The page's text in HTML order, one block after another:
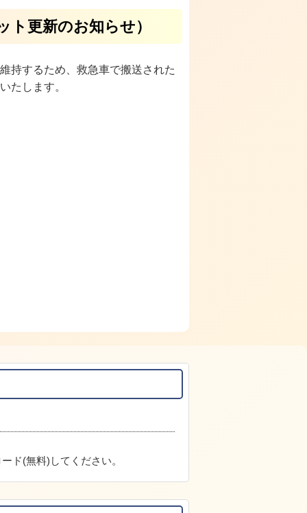
更新のお知らせ）
持するため、救急車で搬送された
たします。
ド(無料)してください。